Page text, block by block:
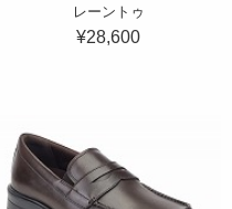
レーントゥ
¥28,600